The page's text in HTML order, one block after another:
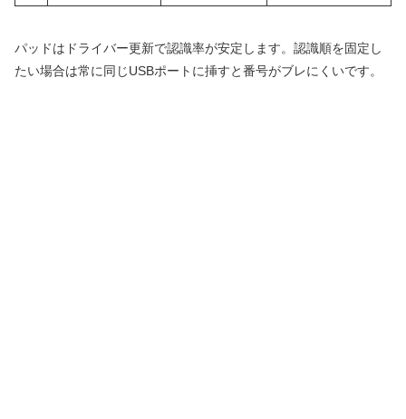
パッドはドライバー更新で認識率が安定します。認識順を固定し
たい場合は常に同じUSBポートに挿すと番号がブレにくいです。